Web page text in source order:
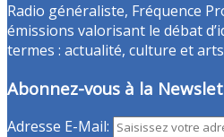
Radio généraliste, Fréquence
émissions valorisant le débat
termes : actualité, culture et
Abonnez-vous à la
Adresse E-Mail: